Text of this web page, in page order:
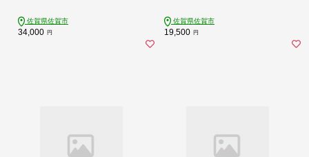
佐賀県佐賀市
34,000 円
佐賀県佐賀市
19,500 円